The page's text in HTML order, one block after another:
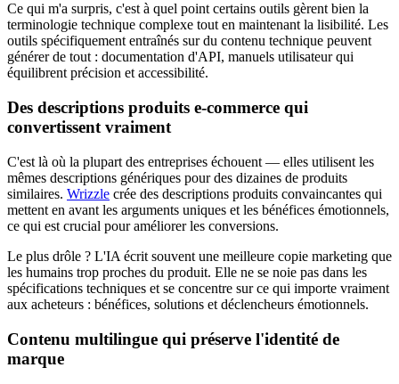
Ce qui m'a surpris, c'est à quel point certains outils gèrent bien la
terminologie technique complexe tout en maintenant la lisibilité. Les
outils spécifiquement entraînés sur du contenu technique peuvent
générer de tout : documentation d'API, manuels utilisateur qui
équilibrent précision et accessibilité.
Des descriptions produits e-commerce qui
convertissent vraiment
C'est là où la plupart des entreprises échouent — elles utilisent les
mêmes descriptions génériques pour des dizaines de produits
similaires. Wrizzle crée des descriptions produits convaincantes qui
mettent en avant les arguments uniques et les bénéfices émotionnels,
ce qui est crucial pour améliorer les conversions.
Le plus drôle ? L'IA écrit souvent une meilleure copie marketing que
les humains trop proches du produit. Elle ne se noie pas dans les
spécifications techniques et se concentre sur ce qui importe vraiment
aux acheteurs : bénéfices, solutions et déclencheurs émotionnels.
Contenu multilingue qui préserve l'identité de
marque